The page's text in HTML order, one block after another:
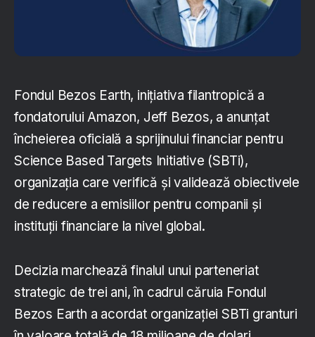
Fondul Bezos Earth, inițiativa filantropică a
fondatorului Amazon, Jeff Bezos, a anunțat
încheierea oficială a sprijinului financiar pentru
Science Based Targets Initiative (SBTi),
organizația care verifică și validează obiectivele
de reducere a emisiilor pentru companii și
instituții financiare la nivel global.
Decizia marchează finalul unui parteneriat
strategic de trei ani, în cadrul căruia Fondul
Bezos Earth a acordat organizației SBTi granturi